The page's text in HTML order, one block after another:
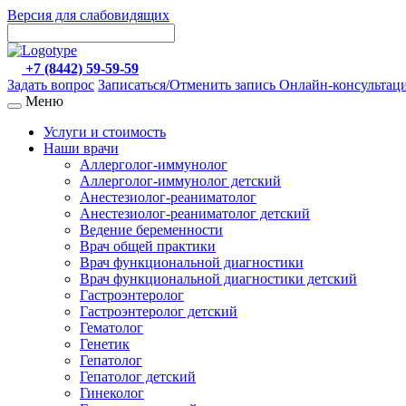
Версия для слабовидящих
+7 (8442) 59-59-59
Задать вопрос Записаться/Отменить запись Онлайн-
Меню
Услуги и стоимость
Наши врачи
Аллерголог-иммунолог
Аллерголог-иммунолог детский
Анестезиолог-реаниматолог
Анестезиолог-реаниматолог детский
Ведение беременности
Врач общей практики
Врач функциональной диагностики
Врач функциональной диагностики детский
Гастроэнтеролог
Гастроэнтеролог детский
Гематолог
Генетик
Гепатолог
Гепатолог детский
Гинеколог